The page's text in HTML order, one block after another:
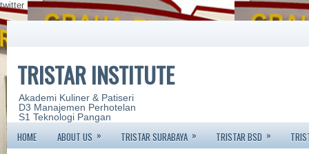
twitter
TRISTAR INSTITUTE
Akademi Kuliner & Patiseri
D3 Manajemen Perhotelan
S1 Teknologi Pangan
HOME ABOUT US » TRISTAR SURABAYA » TRISTAR BSD »